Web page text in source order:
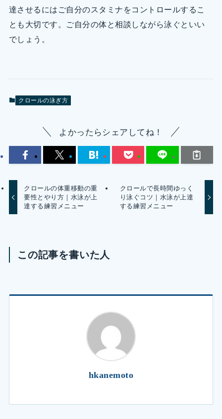
達させるにはご自分のスタミナをコントロールするこ
とも大切です。ご自分の体と相談しながら泳ぐといい
でしょう。
クロールの泳ぎ方
よかったらシェアしてね！
クロールの体重移動の重
要性とやり方｜水泳が上
達する練習メニュー
クロールで長時間ゆっく
り泳ぐコツ｜水泳が上達
する練習メニュー
この記事を書いた人
hkanemoto